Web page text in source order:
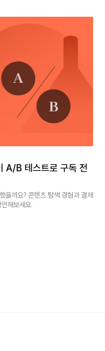
A/B 테스트로 구독 전
까요? 콘텐츠 탐색 경험과 결제
해보세요.